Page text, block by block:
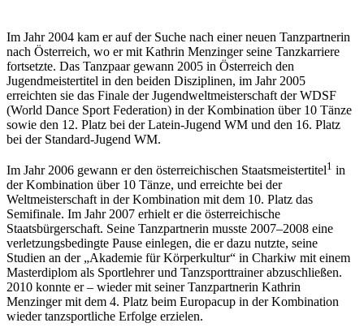
Im Jahr 2004 kam er auf der Suche nach einer neuen Tanzpartnerin
nach Österreich, wo er mit Kathrin Menzinger seine Tanzkarriere
fortsetzte. Das Tanzpaar gewann 2005 in Österreich den
Jugendmeistertitel in den beiden Disziplinen, im Jahr 2005
erreichten sie das Finale der Jugendweltmeisterschaft der WDSF
(World Dance Sport Federation) in der Kombination über 10 Tänze
sowie den 12. Platz bei der Latein-Jugend WM und den 16. Platz
bei der Standard-Jugend WM.
Im Jahr 2006 gewann er den österreichischen Staatsmeistertitel1 in
der Kombination über 10 Tänze, und erreichte bei der
Weltmeisterschaft in der Kombination mit dem 10. Platz das
Semifinale. Im Jahr 2007 erhielt er die österreichische
Staatsbürgerschaft. Seine Tanzpartnerin musste 2007–2008 eine
verletzungsbedingte Pause einlegen, die er dazu nutzte, seine
Studien an der „Akademie für Körperkultur“ in Charkiw mit einem
Masterdiplom als Sportlehrer und Tanzsporttrainer abzuschließen.
2010 konnte er – wieder mit seiner Tanzpartnerin Kathrin
Menzinger mit dem 4. Platz beim Europacup in der Kombination
wieder tanzsportliche Erfolge erzielen.